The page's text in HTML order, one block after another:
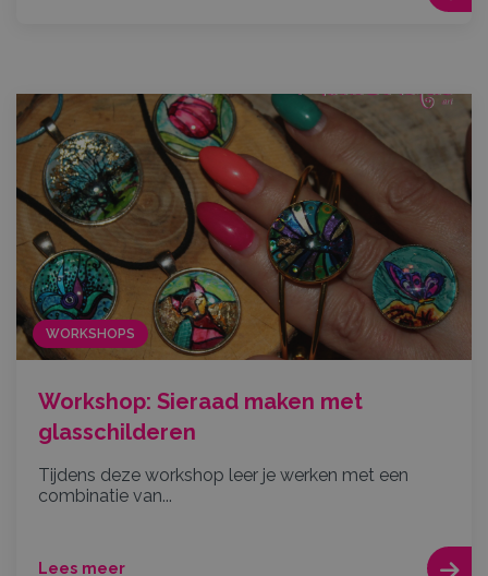
WORKSHOPS
Workshop: Sieraad maken met
glasschilderen
Tijdens deze workshop leer je werken met een
combinatie van...
Lees meer